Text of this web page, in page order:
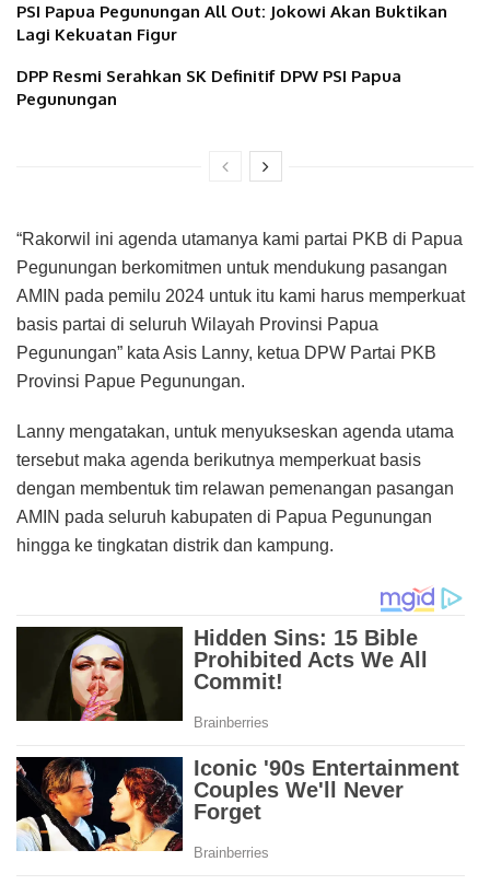
PSI Papua Pegunungan All Out: Jokowi Akan Buktikan
Lagi Kekuatan Figur
DPP Resmi Serahkan SK Definitif DPW PSI Papua
Pegunungan
“Rakorwil ini agenda utamanya kami partai PKB di Papua
Pegunungan berkomitmen untuk mendukung pasangan
AMIN pada pemilu 2024 untuk itu kami harus memperkuat
basis partai di seluruh Wilayah Provinsi Papua
Pegunungan” kata Asis Lanny, ketua DPW Partai PKB
Provinsi Papue Pegunungan.
Lanny mengatakan, untuk menyukseskan agenda utama
tersebut maka agenda berikutnya memperkuat basis
dengan membentuk tim relawan pemenangan pasangan
AMIN pada seluruh kabupaten di Papua Pegunungan
hingga ke tingkatan distrik dan kampung.